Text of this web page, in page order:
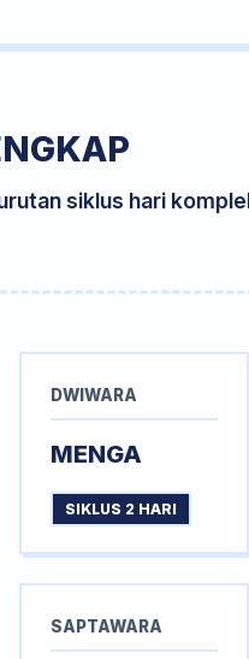
siklus hari
DWIWARA
MENGA
SIKLUS 2 HARI
SAPTAWARA